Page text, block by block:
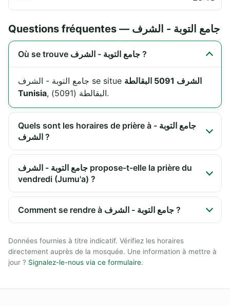
Questions fréquentes — جامع التوبة - الشرف
Où se trouve جامع التوبة - الشرف ?
جامع التوبة - الشرف se situe الشرف 5091 البقالطة
Tunisia
, البقالطة (5091).
Quels sont les horaires de prière à جامع التوبة -
الشرف ?
جامع التوبة - الشرف propose-t-elle la prière du
vendredi (Jumu'a) ?
Comment se rendre à جامع التوبة - الشرف ?
Données fournies à titre indicatif. Vérifiez les horaires
directement auprès de la mosquée. Une information à mettre à
jour ? Signalez-le-nous via ce formulaire.